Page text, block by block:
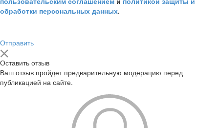
обработки персональных данных.
Отправить
Оставить отзыв
Ваш отзыв пройдет предварительную модерацию перед
публикацией на сайте.